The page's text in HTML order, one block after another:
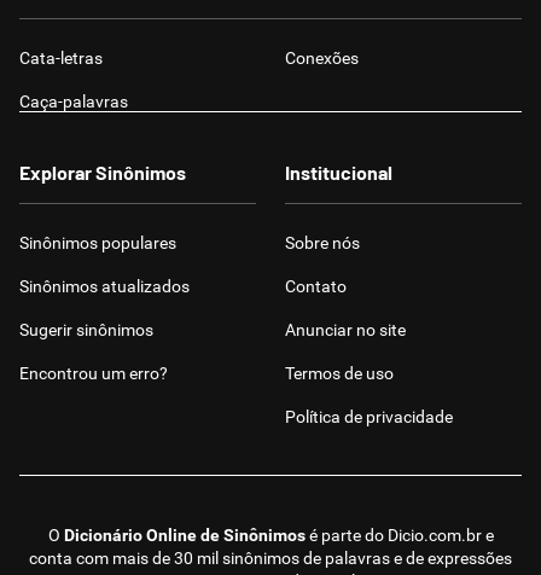
Cata-letras Conexões
Caça-palavras
O Dicionário Online de Sinônimosé parte do Dicio.com.bre
conta com mais de 30 mil sinônimos de palavras e de expressões
Explorar Sinônimos
Sinônimos populares
Sinônimos atualizados
Sugerir sinônimos
Encontrou um erro?
Institucional
Sobre nós
Contato
Anunciar no site
Termos de uso
Política de privacidade